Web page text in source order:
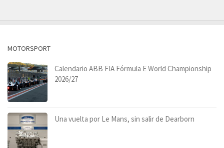
MOTORSPORT
Calendario ABB FIA Fórmula E World Championship
2026/27
Una vuelta por Le Mans, sin salir de Dearborn